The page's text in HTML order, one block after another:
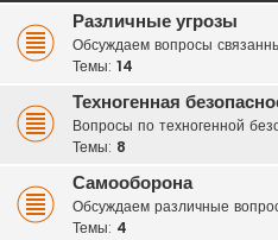
Различные угрозы
Обсуждаем вопросы
Темы: 14
Техногенная
Вопросы по техногенной
Темы: 8
Самооборона
Обсуждаем различные
Темы: 4